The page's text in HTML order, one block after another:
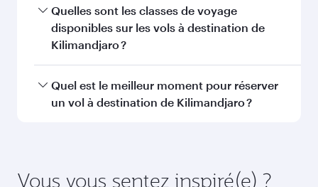
Vous pouvez voyager directement à
Kilimandjaro avec Qatar Airways. Nous
desservons plus de 150 destinations via Doha,
Quelles sont les classes de voyage
disponibles sur les vols à destination de
Kilimandjaro ?
La disponibilité des classes de voyage dépend
de l'itinéraire et de la compagnie aérienne
en Classe Économique. Les classes de voyage
Quel est le meilleur moment pour réserver
un vol à destination de Kilimandjaro ?
meilleurs tarifs aux dates de votre choix. Les
Vous vous sentez inspiré(e) ?